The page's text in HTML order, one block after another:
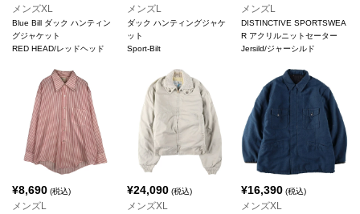
メンズXL
Blue Bill ダック ハンティン
グジャケット
RED HEAD/レッドヘッド
メンズL
ダック ハンティングジャケ
ット
Sport-Bilt
メンズL
DISTINCTIVE SPORTSWEA
R アクリルニットセーター
Jersild/ジャーシルド
¥8,690 (税込)
メンズL
¥24,090(税込)
メンズXL
¥16,390 (税込)
メンズXL